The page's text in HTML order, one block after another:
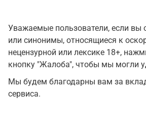
Уважаемые пользователи, если вы
или синонимы, относящиеся к
нецензурной или лексике 18+,
кнопку "Жалоба", чтобы мы могли
Мы будем благодарны вам за
сервиса.